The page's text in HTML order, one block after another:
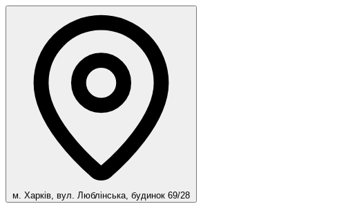
м. Харків, вул. Люблінська, будинок 69/28